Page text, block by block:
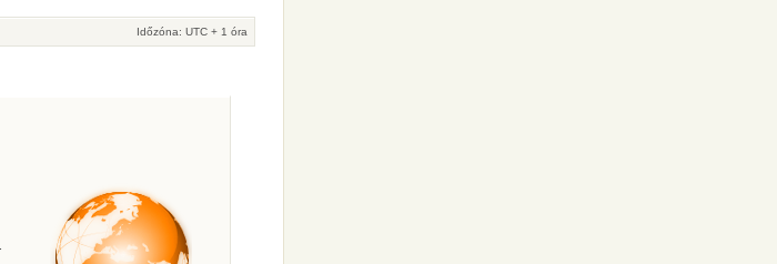
Időzóna: UTC + 1 óra